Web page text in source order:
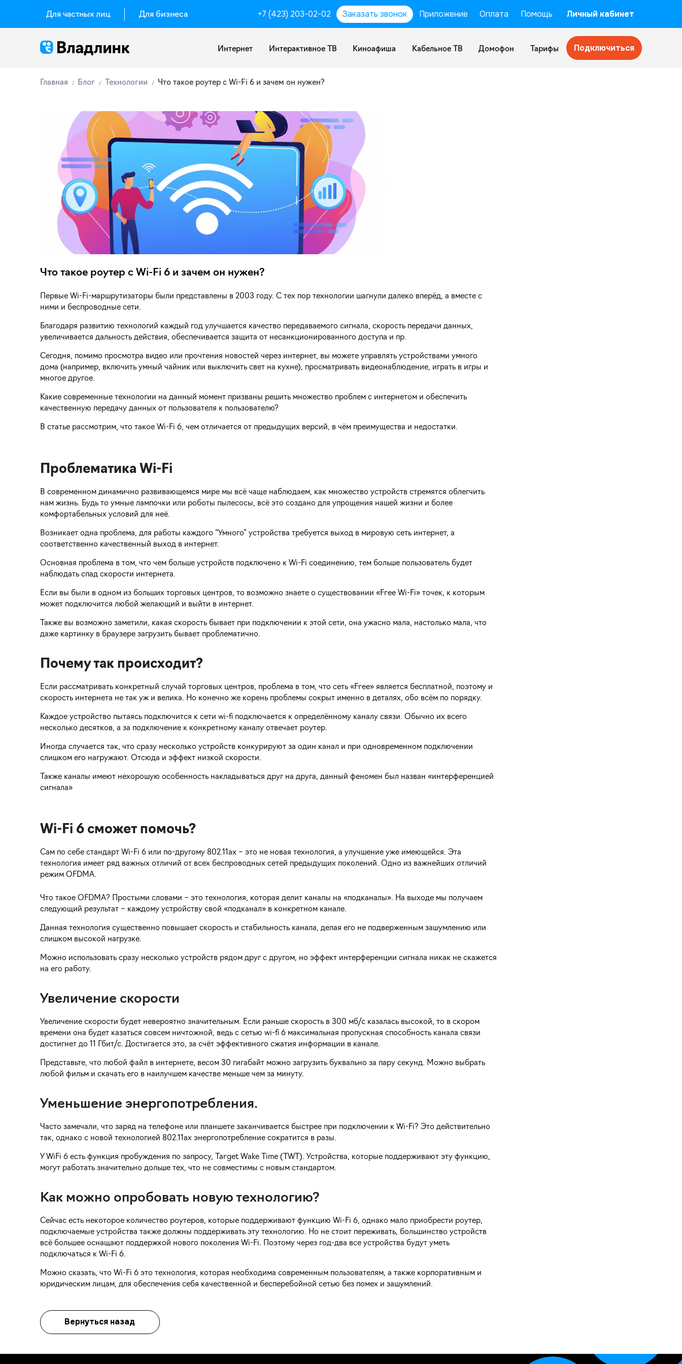
Для частных лиц Для бизнеса +7 (423) 203-02-02 Заказать звонок Приложение Оплата Помощь Личный кабинет
Интернет Интерактивное ТВ Киноафиша Кабельное ТВ Домофон Тарифы Подключиться
Главная Блог Технологии Что такое роутер с Wi-Fi 6 и зачем он нужен?
Что такое роутер с Wi-Fi 6 и зачем он нужен?
Первые Wi-Fi-маршрутизаторы были представлены в 2003 году. С тех пор технологии шагнули далеко вперёд, а вместе с
ними и беспроводные сети.
Благодаря развитию технологий каждый год улучшается качество передаваемого сигнала, скорость передачи данных,
увеличивается дальность действия, обеспечивается защита от несанкционированного доступа и пр.
Сегодня, помимо просмотра видео или прочтения новостей через интернет, вы можете управлять устройствами умного
дома (например, включить умный чайник или выключить свет на кухне), просматривать видеонаблюдение, играть в игры и
многое другое.
Какие современные технологии на данный момент призваны решить множество проблем с интернетом и обеспечить
качественную передачу данных от пользователя к пользователю?
В статье рассмотрим, что такое Wi-Fi 6, чем отличается от предыдущих версий, в чём преимущества и недостатки.
Проблематика Wi-Fi
В современном динамично развивающемся мире мы всё чаще наблюдаем, как множество устройств стремятся облегчить
нам жизнь. Будь то умные лампочки или роботы пылесосы, всё это создано для упрощения нашей жизни и более
комфортабельных условий для неё.
Возникает одна проблема, для работы каждого “Умного” устройства требуется выход в мировую сеть интернет, а
соответственно качественный выход в интернет.
Основная проблема в том, что чем больше устройств подключено к Wi-Fi соединению, тем больше пользователь будет
наблюдать спад скорости интернета.
Если вы были в одном из больших торговых центров, то возможно знаете о существовании «Free Wi-Fi» точек, к которым
может подключится любой желающий и выйти в интернет.
Также вы возможно заметили, какая скорость бывает при подключении к этой сети, она ужасно мала, настолько мала, что
даже картинку в браузере загрузить бывает проблематично.
Почему так происходит?
Если рассматривать конкретный случай торговых центров, проблема в том, что сеть «Free» является бесплатной, поэтому и
скорость интернета не так уж и велика. Но конечно же корень проблемы сокрыт именно в деталях, обо всём по порядку.
Каждое устройство пытаясь подключится к сети wi-fi подключается к определённому каналу связи. Обычно их всего
несколько десятков, а за подключение к конкретному каналу отвечает роутер.
Иногда случается так, что сразу несколько устройств конкурируют за один канал и при одновременном подключении
слишком его нагружают. Отсюда и эффект низкой скорости.
Также каналы имеют нехорошую особенность накладываться друг на друга, данный феномен был назван «интерференцией
сигнала»
Wi-Fi 6 сможет помочь?
Сам по себе стандарт Wi-Fi 6 или по-другому 802.11ax – это не новая технология, а улучшение уже имеющейся. Эта
технология имеет ряд важных отличий от всех беспроводных сетей предыдущих поколений. Одно из важнейших отличий
режим OFDMA.
Что такое OFDMA? Простыми словами – это технология, которая делит каналы на «подканалы». На выходе мы получаем
следующий результат – каждому устройству свой «подканал» в конкретном канале.
Данная технология существенно повышает скорость и стабильность канала, делая его не подверженным зашумлению или
слишком высокой нагрузке.
Можно использовать сразу несколько устройств рядом друг с другом, но эффект интерференции сигнала никак не скажется
на его работу.
Увеличение скорости
Увеличение скорости будет невероятно значительным. Если раньше скорость в 300 мб/с казалась высокой, то в скором
времени она будет казаться совсем ничтожной, ведь с сетью wi-fi 6 максимальная пропускная способность канала связи
достигнет до 11 Гбит/с. Достигается это, за счёт эффективного сжатия информации в канале.
Представьте, что любой файл в интернете, весом 30 гигабайт можно загрузить буквально за пару секунд. Можно выбрать
любой фильм и скачать его в наилучшем качестве меньше чем за минуту.
Уменьшение энергопотребления.
Часто замечали, что заряд на телефоне или планшете заканчивается быстрее при подключении к Wi-Fi? Это действительно
так, однако с новой технологией 802.11ax энергопотребление сократится в разы.
У WiFi 6 есть функция пробуждения по запросу, Target Wake Time (TWT). Устройства, которые поддерживают эту функцию,
могут работать значительно дольше тех, что не совместимы с новым стандартом.
Как можно опробовать новую технологию?
Сейчас есть некоторое количество роутеров, которые поддерживают функцию Wi-Fi 6, однако мало приобрести роутер,
подключаемые устройства также должны поддерживать эту технологию. Но не стоит переживать, большинство устройств
всё большее оснащают поддержкой нового поколения Wi-Fi. Поэтому через год-два все устройства будут уметь
подключаться к Wi-Fi 6.
Можно сказать, что Wi-Fi 6 это технология, которая необходима современным пользователям, а также корпоративным и
юридическим лицам, для обеспечения себя качественной и бесперебойной сетью без помех и зашумлений.
Вернуться назад